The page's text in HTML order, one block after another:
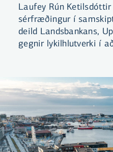
Laufey Rún
sérfræðingur í
deild Landsbankans,
gegnir lykilhlutverki í